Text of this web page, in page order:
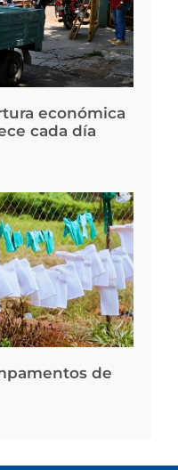
económica
cada día
de